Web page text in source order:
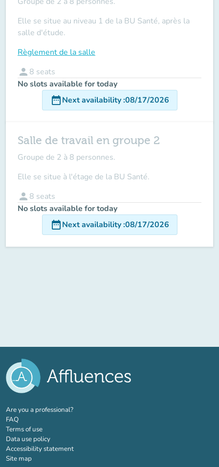
Elle se situe au niveau 1 de la BU Santé, après la
salle d'étude.
Règlement de la salle
person 8 seats
No slots available for today
date_rangeNext availability:08/17/2026
Salle de travail en groupe 2
Groupe de 2 à 8 personnes.
Elle se situe à l'étage de la BU Santé.
person 8 seats
No slots available for today
date_rangeNext availability:08/17/2026
Are you a professional?(new tab)
FAQ
Terms of use
Data use policy
Accessibility statement
Site map